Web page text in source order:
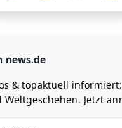
news.de
& topaktuell
Weltgeschehen. Jetzt